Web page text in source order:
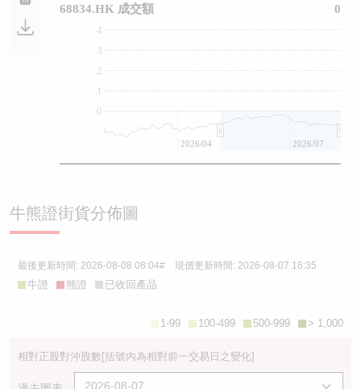
0
1
2
3
4
2026/04 2026/07
68834.HK 成交額 0
牛熊證街貨分佈圖
最後更新時間: 2026-08-08 08:04# 現價更新時間: 2026-08-07 16:35
牛證 熊證 已收回產品
> 1,000
500-999
100-499
1-99
相對正股對沖股數[括號內為相對前一交易日之變化]